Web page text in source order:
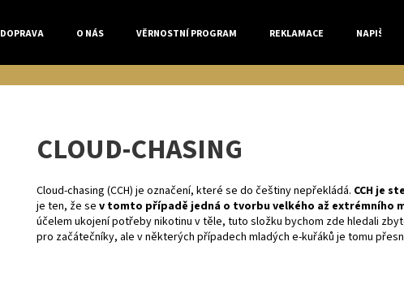
DOPRAVA O NÁS VĚRNOSTNÍ PROGRAM REKLAMACE NAPIŠTE
CLOUD-CHASING
Cloud-chasing (CCH) je označení, které se do češtiny nepřekládá. CCH je
je ten, že se v tomto případě jedná o tvorbu velkého až extrémního
účelem ukojení potřeby nikotinu v těle, tuto složku bychom zde hledali
pro začátečníky, ale v některých případech mladých e-kuřáků je tomu
Co potřebujete najít?
HLEDAT
Doporučujeme